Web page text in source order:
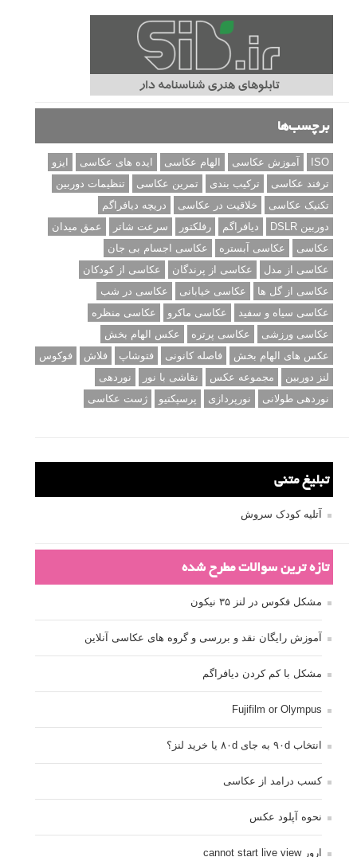
برچسب‌ها
ISO آموزش عکاسی الهام عکاسی ایده های عکاسی
ایزو
ترفند عکاسی
ترکیب بندی تمرین عکاسی
تنظیمات دوربین
تکنیک عکاسی
خلاقیت در عکاسی
دریچه دیافراگم
دوربین DSLR
دیافراگم رفلکتور سرعت شاتر
عمق میدان
عکاسی
عکاسی آبستره
عکاسی اجسام بی جان
عکاسی از مدل
عکاسی از پرندگان
عکاسی از کودکان
عکاسی از گل ها
عکاسی خیابانی
عکاسی در شب
عکاسی سیاه و سفید
عکاسی ماکرو
عکاسی منظره
عکاسی ورزشی
عکاسی پرتره
عکس الهام بخش
عکس های الهام بخش
فاصله کانونی فتوشاپ فلاش
فوکوس
لنز دوربین
مجموعه عکس نقاشی با نور
نوردهی
نوردهی طولانی
نورپردازی پرسپکتیو ژست عکاسی
تبلیغ متنی
آتلیه کودک سروش
تازه ترین سوالات مطرح شده
مشکل فکوس در لنز ۳۵ نیکون
آموزش رایگان نقد و بررسی و گروه های عکاسی آنلاین
مشکل با کم کردن دیافراگم
Fujifilm or Olympus
انتخاب ۹۰d به جای ۸۰d یا خرید لنز؟
کسب درامد از عکاسی
نحوه آپلود عکس
ارور cannot start live view